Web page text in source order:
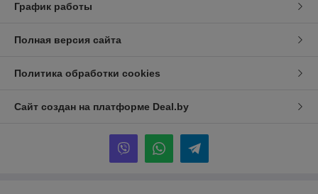
График работы
Полная версия сайта
Политика обработки cookies
Сайт создан на платформе Deal.by